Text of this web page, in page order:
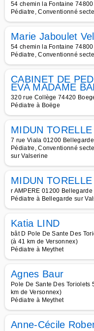
54 chemin la Fontaine
Pédiatre, Conventionné
Marie Jaboulet
54 chemin la Fontaine
Pédiatre, Conventionné
CABINET DE
EVA MADAME
320 rue Collège 74420
Pédiatre à Boëge
MIDUN
7 rue Viala 01200
Pédiatre, Conventionné
sur Valserine
MIDUN
r AMPERE 01200
Pédiatre à Bellegarde sur
Katia LIND
bât D Pole De Sante Des
(à 41 km de Versonnex)
Pédiatre à Meythet
Agnes Baur
Pole De Sante Des Toriolets
km de Versonnex)
Pédiatre à Meythet
Anne-Cécile